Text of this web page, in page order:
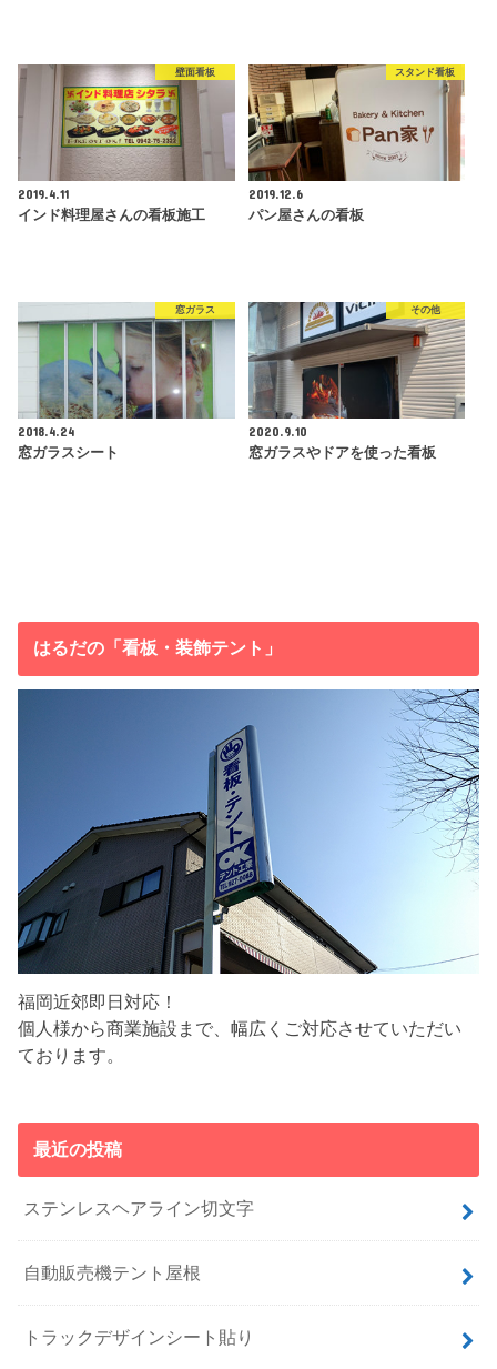
壁面看板
2019.4.11
インド料理屋さんの看板施工
スタンド看板
2019.12.6
パン屋さんの看板
窓ガラス
2018.4.24
窓ガラスシート
その他
2020.9.10
窓ガラスやドアを使った看板
はるだの「看板・装飾テント」
福岡近郊即日対応！
個人様から商業施設まで、幅広くご対応させていただい
ております。
最近の投稿
ステンレスヘアライン切文字
自動販売機テント屋根
トラックデザインシート貼り